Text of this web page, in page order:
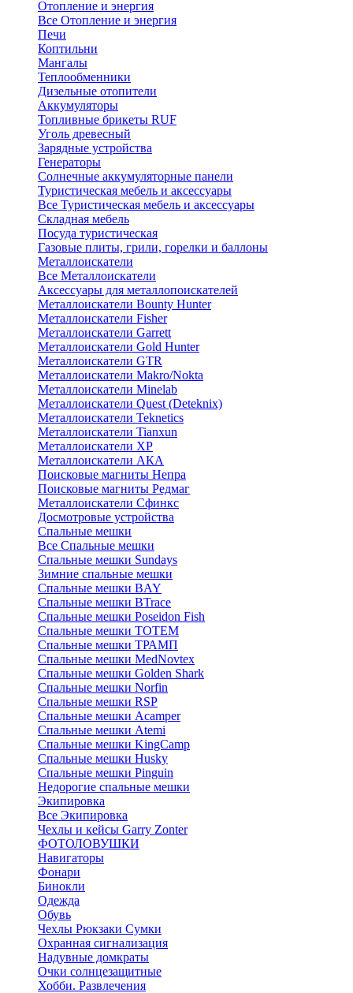
Отопление и энергия
Все Отопление и энергия
Печи
Коптильни
Мангалы
Теплообменники
Дизельные отопители
Аккумуляторы
Топливные брикеты RUF
Уголь древесный
Зарядные устройства
Генераторы
Солнечные аккумуляторные панели
Туристическая мебель и аксессуары
Все Туристическая мебель и аксессуары
Складная мебель
Посуда туристическая
Газовые плиты, грили, горелки и баллоны
Металлоискатели
Все Металлоискатели
Аксессуары для металлопоискателей
Металлоискатели Bounty Hunter
Металлоискатели Fisher
Металлоискатели Garrett
Металлоискатели Gold Hunter
Металлоискатели GTR
Металлоискатели Makro/Nokta
Металлоискатели Minelab
Металлоискатели Quest (Deteknix)
Металлоискатели Teknetics
Металлоискатели Tianxun
Металлоискатели XP
Металлоискатели АКА
Поисковые магниты Непра
Поисковые магниты Редмаг
Металлоискатели Сфинкс
Досмотровые устройства
Спальные мешки
Все Спальные мешки
Спальные мешки Sundays
Зимние спальные мешки
Спальные мешки BAY
Спальные мешки BTrace
Спальные мешки Poseidon Fish
Спальные мешки ТОТЕМ
Спальные мешки ТРАМП
Cпальные мешки MedNovtex
Спальные мешки Golden Shark
Спальные мешки Norfin
Спальные мешки RSP
Спальные мешки Acamper
Спальные мешки Atemi
Спальные мешки KingCamp
Спальные мешки Husky
Спальные мешки Pinguin
Недорогие спальные мешки
Экипировка
Все Экипировка
Чехлы и кейсы Garry Zonter
ФОТОЛОВУШКИ
Навигаторы
Фонари
Бинокли
Одежда
Обувь
Чехлы Рюкзаки Сумки
Охранная сигнализация
Надувные домкраты
Очки солнцезащитные
Хобби. Развлечения